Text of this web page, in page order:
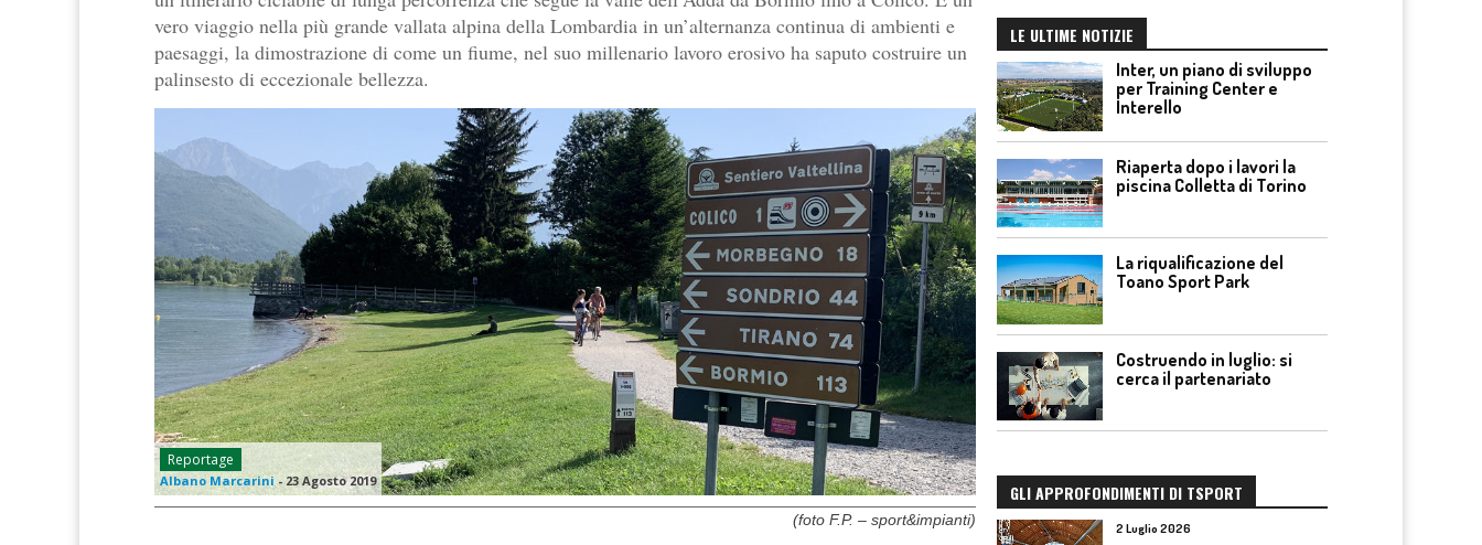
vero viaggio nella più grande vallata alpina della Lombardia in un’alternanza continua di ambienti e
paesaggi, la dimostrazione di come un fiume, nel suo millenario lavoro erosivo ha saputo costruire un
palinsesto di eccezionale bellezza.
Reportage
Albano Marcarini -23 Agosto 2019
(foto F.P. – sport&impianti)
LE ULTIME NOTIZIE
Inter, un piano di sviluppo
per Training Center e
Interello
Riaperta dopo i lavori la
piscina Colletta di Torino
La riqualificazione del
Toano Sport Park
Costruendo in luglio: si
cerca il partenariato
GLI APPROFONDIMENTI DI TSPORT
2 Luglio 2026